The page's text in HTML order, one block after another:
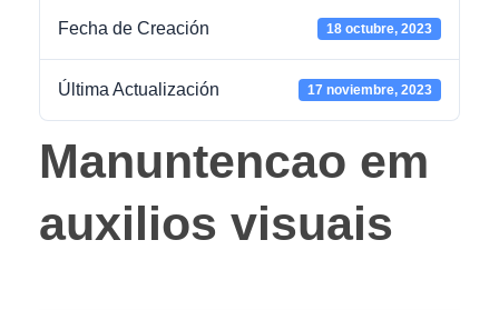
Fecha de Creación 18 octubre, 2023
Última Actualización 17 noviembre, 2023
Manuntencao em
auxilios visuais